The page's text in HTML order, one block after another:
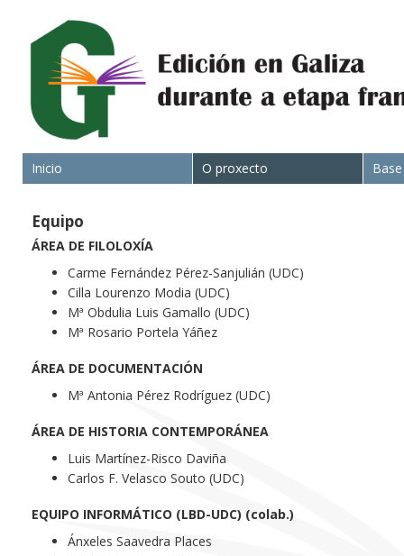
Inicio O proxecto
Equipo
ÁREA DE FILOLOXÍA
Carme Fernández Pérez-Sanjulián (UDC)
Cilla Lourenzo Modia (UDC)
Mª Obdulia Luis Gamallo (UDC)
Mª Rosario Portela Yáñez
ÁREA DE DOCUMENTACIÓN
Mª Antonia Pérez Rodríguez (UDC)
ÁREA DE HISTORIA CONTEMPORÁNEA
Luis Martínez-Risco Daviña
Carlos F. Velasco Souto (UDC)
EQUIPO INFORMÁTICO (LBD-UDC) (colab.)
Ánxeles Saavedra Places